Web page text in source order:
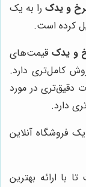
و یدکرا به یک
کرده است.
و یدک قیمت‌های
کامل‌تری دارد.
دقیق‌تری در مورد
دارد.
فروشگاه آنلاین
با ارائه بهترین